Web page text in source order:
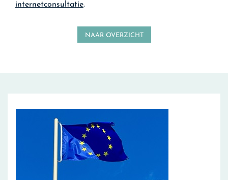
internetconsultatie.
NAAR OVERZICHT